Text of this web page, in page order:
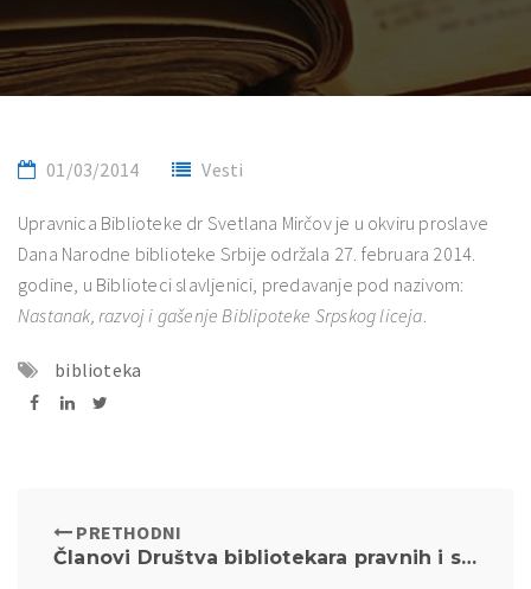
01/03/2014 Vesti
Upravnica Biblioteke dr Svetlana Mirčov je u okviru proslave
Dana Narodne biblioteke Srbije održala 27. februara 2014.
godine, u Biblioteci slavljenici, predavanje pod nazivom:
Nastanak, razvoj i gašenje Biblipoteke Srpskog liceja
biblioteka
PRETHODNI
Članovi Društva bibliotekara pravnih i srodnih biblioteka Jugoistočne Evrope gostovali na Pravnom fakultetu